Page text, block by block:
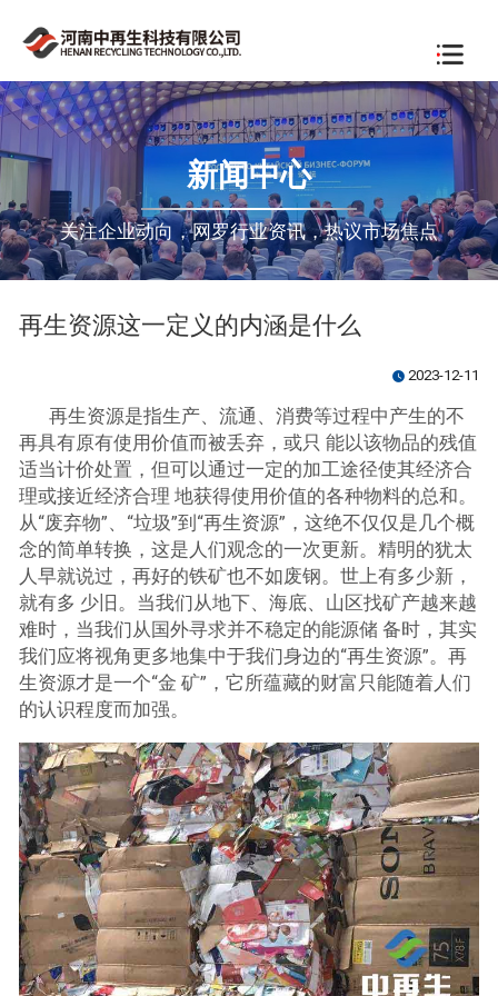
新闻中心
关注企业动向，网罗行业资讯，热议市场焦点
再生资源这一定义的内涵是什么
watch_later 2023-12-11
再生资源是指生产、流通、消费等过程中产生的不
再具有原有使用价值而被丢弃，或只 能以该物品的残值
适当计价处置，但可以通过一定的加工途径使其经济合
理或接近经济合理 地获得使用价值的各种物料的总和。
从“废弃物”、“垃圾”到“再生资源”，这绝不仅仅是几个概
念的简单转换，这是人们观念的一次更新。精明的犹太
人早就说过，再好的铁矿也不如废钢。世上有多少新，
就有多 少旧。当我们从地下、海底、山区找矿产越来越
难时，当我们从国外寻求并不稳定的能源储 备时，其实
我们应将视角更多地集中于我们身边的“再生资源”。再
生资源才是一个“金 矿”，它所蕴藏的财富只能随着人们
的认识程度而加强。